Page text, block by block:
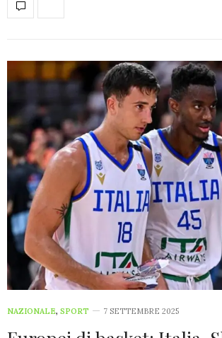
NAZIONALE, SPORT 7 SETTEMBRE 2025